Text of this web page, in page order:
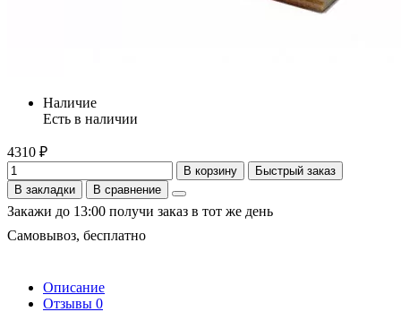
Наличие
Есть в наличии
4310 ₽
В корзину
Быстрый заказ
В закладки
В сравнение
Закажи до 13:00 получи заказ в тот же день
Самовывоз, бесплатно
Описание
Отзывы 0